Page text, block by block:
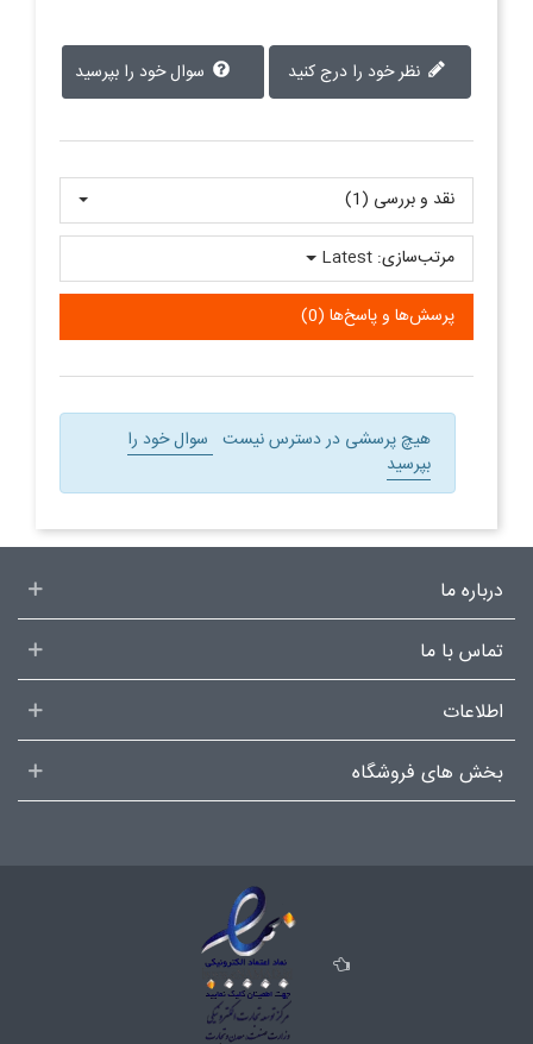
سوال خود را بپرسید
نقد و بررسی‌‌ (1)
پرسش‌ها و پاسخ‌ها (0)
مرتب‌سازی: Latest
هیچ پرسشی در دسترس نیست سوال خود را
بپرسید
درباره ما
تماس با ما
اطلاعات
بخش های فروشگاه